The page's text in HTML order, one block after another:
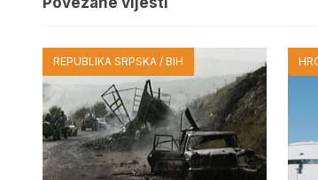
REPUBLIKA SRPSKA / BIH